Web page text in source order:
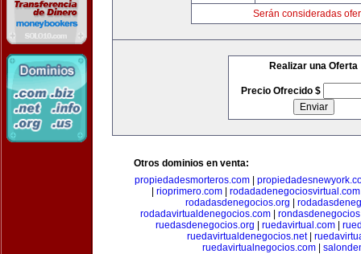
Serán consideradas
Realizar una Oferta
Precio Ofrecido $
Otros dominios en venta:
propiedadesmorteros.com
rioprimero.com| rodadadenegociosvirtual.com
rodadasdenegocios.org
rodadavirtualdenegocios.com|
ruedasdenegocios.org
ruedavirtual.com|
ruedavirtualdenegocios.net|
ruedavirtualnegocios.com